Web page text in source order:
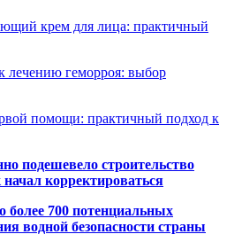
крем для лица: практичный
лечению геморроя: выбор
помощи: практичный подход к
подешевело строительство
корректироваться
более 700 потенциальных
водной безопасности страны